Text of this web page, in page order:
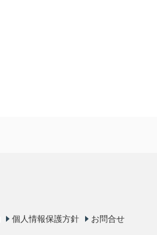
個人情報保護方針 お問合せ